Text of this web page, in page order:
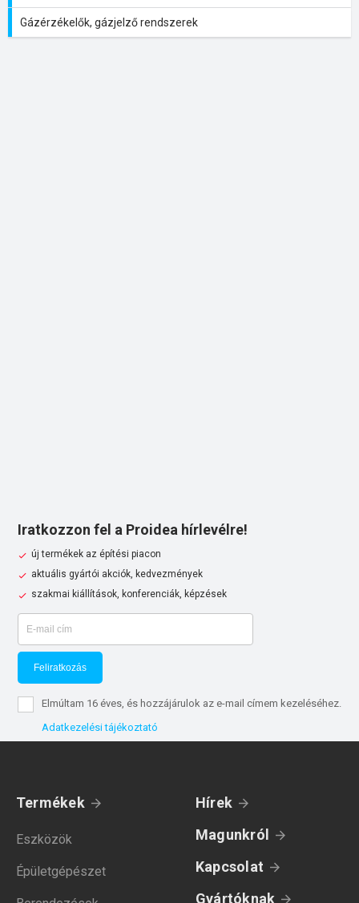
Gázérzékelők, gázjelző rendszerek
Iratkozzon fel a Proidea hírlevélre!
új termékek az építési piacon
aktuális gyártói akciók, kedvezmények
szakmai kiállítások, konferenciák, képzések
Feliratkozás
Elmúltam 16 éves, és hozzájárulok az e-mail címem kezeléséhez.
Adatkezelési tájékoztató
Termékek
Eszközök
Épületgépészet
Hírek
Magunkról
Kapcsolat
Gyártóknak